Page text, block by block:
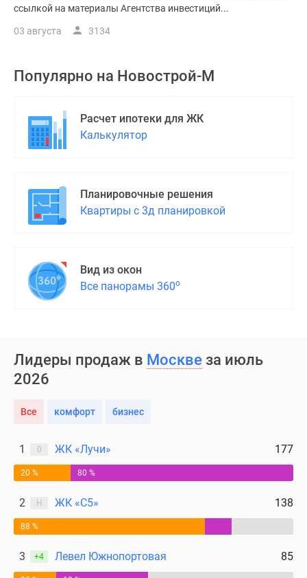
ссылкой на материалы Агентства инвестиций...
03 августа 3134
Популярно на Новострой-М
Расчет ипотеки для ЖК
Калькулятор
Планировочные решения
Квартиры с 3д планировкой
Вид из окон
Все панорамы 360о
Лидеры продаж в Москве за июль
2026
Все комфорт бизнес
1 0 ЖК «Лучи» 177
20 % 80 %
2 Н ЖК «С5» 138
88 %
3 +4 Левел Южнопортовая 85